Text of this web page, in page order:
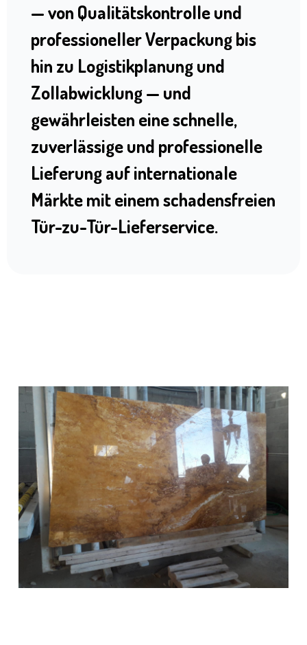
— von Qualitätskontrolle und
professioneller Verpackung bis
hin zu Logistikplanung und
Zollabwicklung — und
gewährleisten eine schnelle,
zuverlässige und professionelle
Lieferung auf internationale
Märkte mit einem schadensfreien
Tür-zu-Tür-Lieferservice.